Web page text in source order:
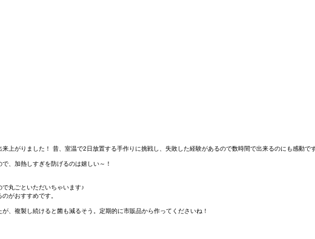
上がりました！ 昔、室温で2日放置する手作りに挑戦し、失敗した経験があるので数時間で出来るのにも感動です
、加熱しすぎを防げるのは嬉しい～！
丸ごといただいちゃいます♪
がおすすめです。
が、複製し続けると菌も減るそう。定期的に市販品から作ってくださいね！